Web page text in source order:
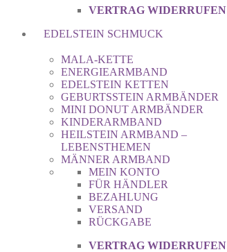
VERTRAG WIDERRUFEN
EDELSTEIN SCHMUCK
MALA-KETTE
ENERGIEARMBAND
EDELSTEIN KETTEN
GEBURTSSTEIN ARMBÄNDER
MINI DONUT ARMBÄNDER
KINDERARMBAND
HEILSTEIN ARMBAND –
LEBENSTHEMEN
MÄNNER ARMBAND
MEIN KONTO
FÜR HÄNDLER
BEZAHLUNG
VERSAND
RÜCKGABE
VERTRAG WIDERRUFEN